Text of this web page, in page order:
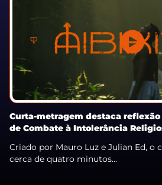
Curta-metragem destaca
de Combate à Intolerância
Criado por Mauro Luz e Julian Ed, o
cerca de quatro minutos...